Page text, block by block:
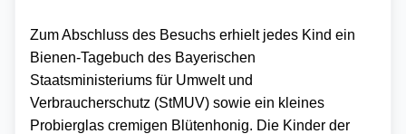
Zum Abschluss des Besuchs erhielt jedes Kind ein
Bienen-Tagebuch des Bayerischen
Staatsministeriums für Umwelt und
Verbraucherschutz (StMUV) sowie ein kleines
Probierglas cremigen Blütenhonig. Die Kinder der